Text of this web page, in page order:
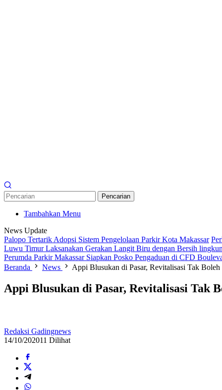
Pencarian
Tambahkan Menu
News Update
Palopo Tertarik Adopsi Sistem Pengelolaan Parkir Kota Makassar
Luwu Timur Laksanakan Gerakan Langit Biru dengan Bersih
Perumda Parkir Makassar Siapkan Posko Pengaduan di CFD
Beranda
News Appi Blusukan di Pasar, Revitalisasi Tak
Appi Blusukan di Pasar, Revitalisasi Tak
Redaksi Gadingnews
14/10/202011 Dilihat